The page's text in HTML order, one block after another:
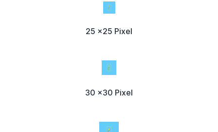
25 x25 Pixel
30 x30 Pixel